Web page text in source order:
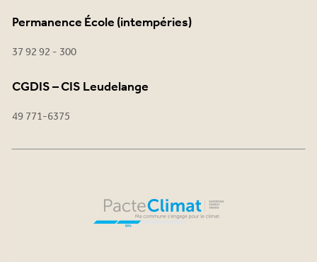
Permanence École (intempéries)
37 92 92 - 300
CGDIS – CIS Leudelange
49 771-6375